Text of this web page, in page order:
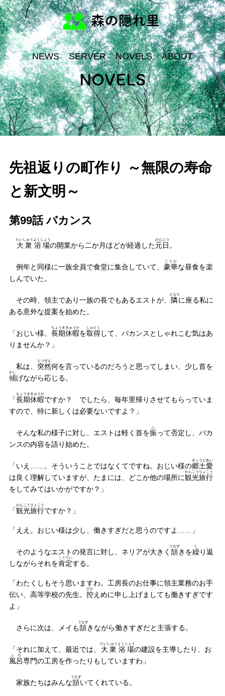
NEWS SERVER NOVELS ABOUT
NOVELS
先祖返りの町作り ～無限の寿命
と新文明～
第99話 バカンス
大衆
たいしゅう
浴場
よくじょう
の開業から二か月ほどが経過した元日
がんじつ
。
例年と同様に一族全員で食堂に集合していて、 豪華
ごうか
な昼食を楽
しんでいた。
その時、領主であり一族の長でもあるエストが、 隣
となり
に座る私に
ある意外な提案を始めた。
「おじい様、 長期
ちょうき
休暇
きゅうか
を取得
しゅとく
して、バカンスとしゃれこむ気はあ
りませんか？」
私は、 突然
とつぜん
何を言っているのだろうと思ってしまい、少し首を
傾
かし
げながら応じる。
「長期
ちょうき
休暇
きゅうか
ですか？ でしたら、毎年里帰りさせてもらっていま
すので、特に新しくは必要ないですよ？」
そんな私の様子に対し、エストは軽く首を振
ふ
って否定し、バカ
ンスの内容を語り始めた。
「いえ……。そういうことではなくてですね。おじい様の郷土
きょうど
愛
あい
は良く理解していますが、たまには、どこか他の場所に観光
かんこう
旅行
りょこう
をしてみてはいかがですか？」
「観光
かんこう
旅行
りょこう
ですか？」
「ええ。おじい様は少し、働きすぎだと思うのですよ……」
そのようなエストの発言に対し、ネリアが大きく 頷
うなず
きを繰
く
り返
しながらそれを肯定
こうてい
する。
「わたくしもそう思いますわ。工房長のお仕事に領主業務のお手
伝い、高等学校の先生。 控
ひか
えめに申し上げましても働きすぎです
よ」
さらに次は、メイも頷
うなず
きながら働きすぎだと主張する。
「それに加えて、最近では、 大衆
たいしゅう
浴場
よくじょう
の建設を主導したり、お
風呂
ふろ
専門の工房を作ったりもしていますわ」
家族たちはみんな頷
うなず
いてくれている。